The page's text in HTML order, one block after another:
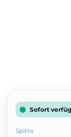
Sofort
Spitta